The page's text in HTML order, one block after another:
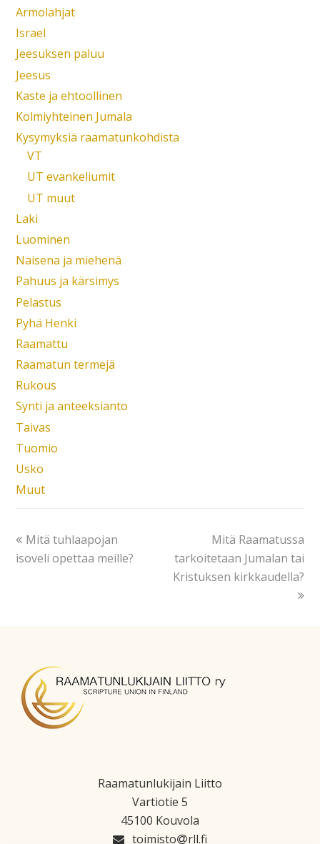
Armolahjat
Israel
Jeesuksen paluu
Jeesus
Kaste ja ehtoollinen
Kolmiyhteinen Jumala
Kysymyksiä raamatunkohdista
VT
UT evankeliumit
UT muut
Laki
Luominen
Naisena ja miehenä
Pahuus ja kärsimys
Pelastus
Pyhä Henki
Raamattu
Raamatun termejä
Rukous
Synti ja anteeksianto
Taivas
Tuomio
Usko
Muut
Mitä tuhlaapojan
isoveli opettaa meille?
Mitä Raamatussa
tarkoitetaan Jumalan tai
Kristuksen kirkkaudella?
Raamatunlukijain Liitto
Vartiotie 5
45100 Kouvola
toimisto
rll.fi